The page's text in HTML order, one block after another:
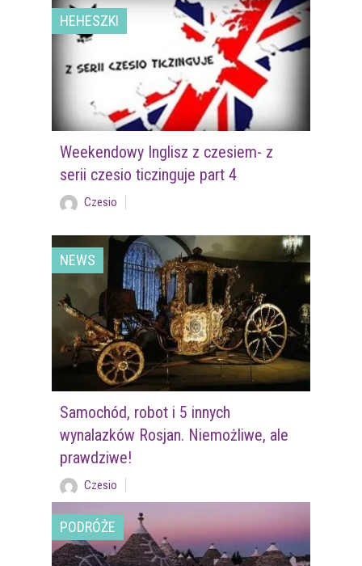
HEHESZKI
Weekendowy Inglisz z czesiem- z
serii czesio ticzinguje part 4
Czesio
NEWS
Samochód, robot i 5 innych
wynalazków Rosjan. Niemożliwe, ale
prawdziwe!
Czesio
PODRÓŻE